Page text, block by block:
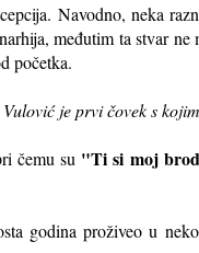
Navodno, neka
međutim ta stvar
početka.
je prvi čovek s
čemu su "Ti si moj
godina proživeo u